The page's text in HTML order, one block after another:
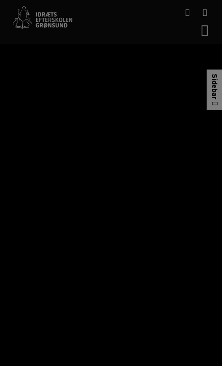
indholdet
Sidebar